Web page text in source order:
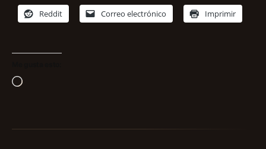
Reddit Correo electrónico Imprimir
Cargando...